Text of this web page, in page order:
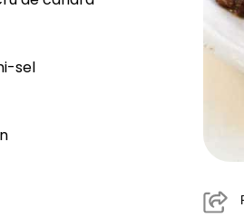
sel